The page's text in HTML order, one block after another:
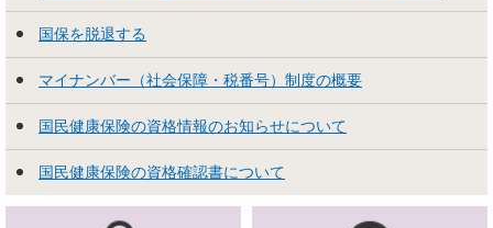
国保を脱退する
マイナンバー（社会保障・税番号）制度の概要
国民健康保険の資格情報のお知らせについて
国民健康保険の資格確認書について